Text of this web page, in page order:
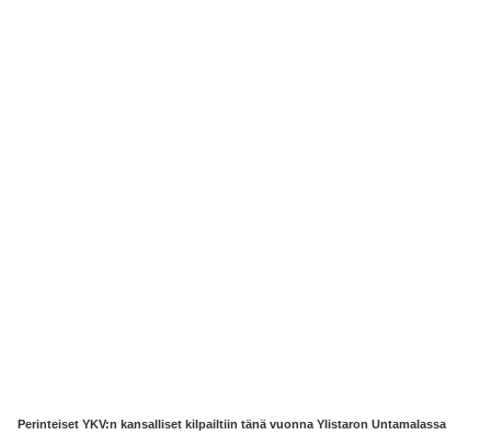
Perinteiset YKV:n kansalliset kilpailtiin tänä vuonna Ylistaron Untamalassa